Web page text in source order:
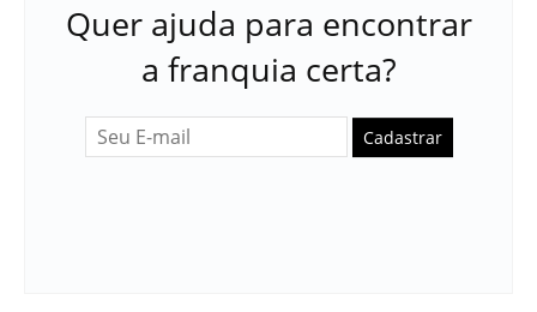
Quer ajuda para encontrar
a franquia certa?
Cadastrar